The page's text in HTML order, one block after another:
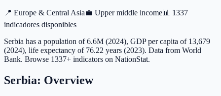
📍 Europe & Central Asia💼 Upper middle income 📊 1337
indicadores disponibles
Serbia has a population of 6.6M (2024), GDP per capita of 13,679
(2024), life expectancy of 76.22 years (2023). Data from World
Bank. Browse 1337+ indicators on NationStat.
Serbia: Overview